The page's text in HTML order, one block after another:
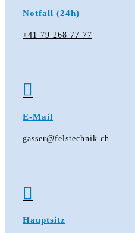
Notfall (24h)
+41 79 268 77 77

E-Mail
gasser@felstechnik.ch

Hauptsitz